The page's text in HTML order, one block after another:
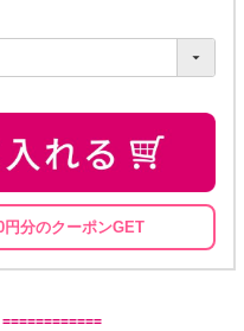
分のクーポンGET